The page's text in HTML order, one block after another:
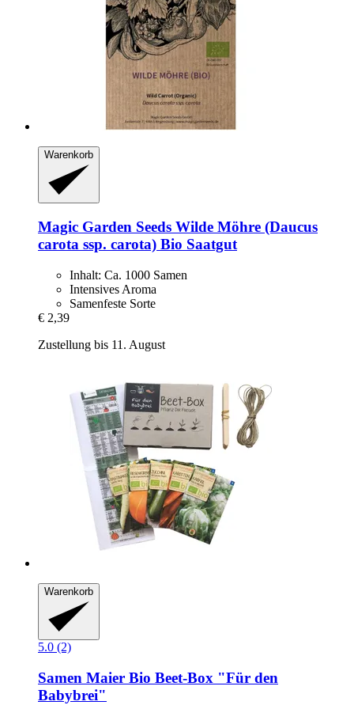
Warenkorb
Magic Garden Seeds Wilde Möhre (Daucus
carota ssp. carota) Bio Saatgut
Inhalt: Ca. 1000 Samen
Intensives Aroma
Samenfeste Sorte
€ 2,39
Zustellung bis 11. August
Warenkorb
5.0 (2)
Samen Maier Bio Beet-​Box "Für den
Babybrei"